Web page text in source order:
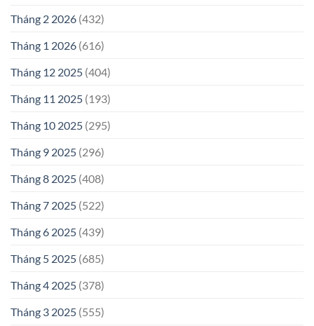
Tháng 2 2026 (432)
Tháng 1 2026 (616)
Tháng 12 2025 (404)
Tháng 11 2025 (193)
Tháng 10 2025 (295)
Tháng 9 2025 (296)
Tháng 8 2025 (408)
Tháng 7 2025 (522)
Tháng 6 2025 (439)
Tháng 5 2025 (685)
Tháng 4 2025 (378)
Tháng 3 2025 (555)